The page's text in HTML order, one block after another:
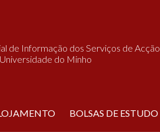
de Informação dos Serviços de Acção
do Minho
BOLSAS DE ESTUDO